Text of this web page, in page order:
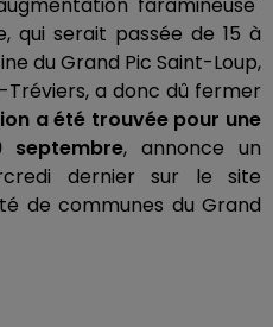
qui serait passée de 15 à
du Grand Pic Saint-Loup,
a donc dû fermer
a été trouvée pour une
septembre, annonce un
dernier sur le site
de communes du Grand